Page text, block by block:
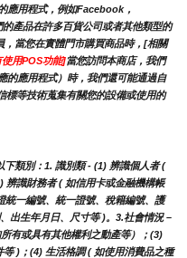
應用程式，例如Facebook，
產品在許多百貨公司或者其他類型的
，當您在實體門市購買商品時，[相關
用POS功能]當您訪問本商店，我們
的應用程式）時，我們還可能通過自
標等技術蒐集有關您的設備或使用的
下類別：1. 識別類 - (1) 辨識個人者 (
辨識財務者 ( 如信用卡或金融機構帳
統一編號、統一證號、稅籍編號、護
出生年月日、尺寸等 )。3.社會情況 –
有或具有其他權利之動產等）；(3)
)；(4) 生活格調 ( 如使用消費品之種